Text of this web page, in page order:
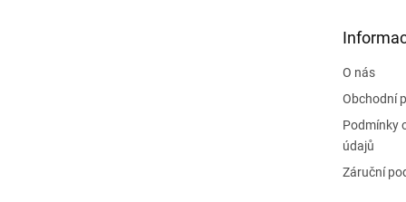
O nás
Obchodní
Podmínky
údajů
Záruční